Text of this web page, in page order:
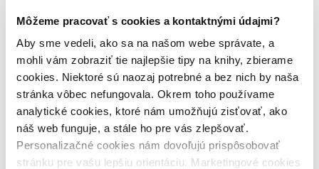
Môžeme pracovať s cookies a kontaktnými údajmi?
Aby sme vedeli, ako sa na našom webe správate, a
mohli vám zobraziť tie najlepšie tipy na knihy, zbierame
cookies. Niektoré sú naozaj potrebné a bez nich by naša
stránka vôbec nefungovala. Okrem toho používame
analytické cookies, ktoré nám umožňujú zisťovať, ako
náš web funguje, a stále ho pre vás zlepšovať.
Personalizačné cookies nám dovoľujú prispôsobovať
stránku pre vašu lepšiu orientáciu. Marketingové cookies
predpredaj (0 titulov)predpredaj
pripravujeme (0 titulov)
pripravujeme
dostupná (bez vypredaných) (0 titulov)
dostupná (bez
vypredaných)
Nové / čítané
nová (0 titulov) nová
čítaná (0 titulov)čítaná
čítaná - výborný stav (0 titulov)čítaná - výborný stav
čítaná - mierne opotrebovaná (0 titulov)čítaná - mierne
opotrebovaná